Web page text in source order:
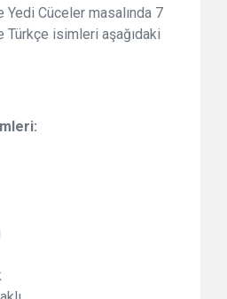
Cüceler masalında 7
isimleri aşağıdaki